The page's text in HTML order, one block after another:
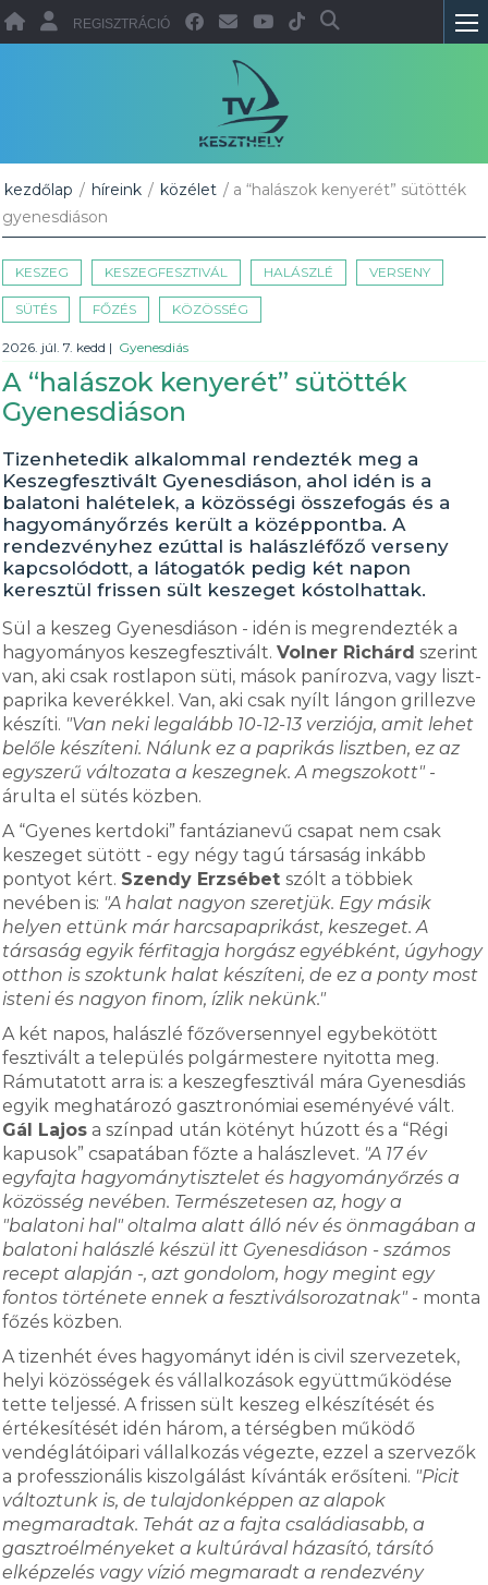
REGISZTRÁCIÓ
kezdőlap / híreink / közélet / a “halászok kenyerét” sütötték
gyenesdiáson
KESZEG KESZEGFESZTIVÁL HALÁSZLÉ VERSENY
SÜTÉS FŐZÉS KÖZÖSSÉG
2026. júl. 7. kedd | Gyenesdiás
A “halászok kenyerét” sütötték
Gyenesdiáson
Tizenhetedik alkalommal rendezték meg a
Keszegfesztivált Gyenesdiáson, ahol idén is a
balatoni halételek, a közösségi összefogás és a
hagyományőrzés került a középpontba. A
rendezvényhez ezúttal is halászléfőző verseny
kapcsolódott, a látogatók pedig két napon
keresztül frissen sült keszeget kóstolhattak.
Sül a keszeg Gyenesdiáson - idén is megrendezték a
hagyományos keszegfesztivált.Volner Richárd szerint
van, aki csak rostlapon süti, mások panírozva, vagy liszt-
paprika keverékkel. Van, aki csak nyílt lángon grillezve
készíti. "Van neki legalább 10-12-13 verziója, amit lehet
belőle készíteni. Nálunk ez a paprikás lisztben, ez az
egyszerű változata a keszegnek. A megszokott" -
árulta el sütés közben.
A “Gyenes kertdoki” fantázianevű csapat nem csak
keszeget sütött - egy négy tagú társaság inkább
pontyot kért. Szendy Erzsébetszólt a többiek
nevében is: "A halat nagyon szeretjük. Egy másik
helyen ettünk már harcsapaprikást, keszeget. A
társaság egyik férfitagja horgász egyébként, úgyhogy
otthon is szoktunk halat készíteni, de ez a ponty most
isteni és nagyon finom, ízlik nekünk."
A két napos, halászlé főzőversennyel egybekötött
fesztivált a település polgármestere nyitotta meg.
Rámutatott arra is: a keszegfesztivál mára Gyenesdiás
egyik meghatározó gasztronómiai eseményévé vált.
Gál Lajos a színpad után kötényt húzott és a “Régi
kapusok” csapatában főzte a halászlevet. "A 17 év
egyfajta hagyománytisztelet és hagyományőrzés a
közösség nevében. Természetesen az, hogy a
"balatoni hal" oltalma alatt álló név és önmagában a
balatoni halászlé készül itt Gyenesdiáson - számos
recept alapján -, azt gondolom, hogy megint egy
fontos története ennek a fesztiválsorozatnak" - monta
főzés közben.
A tizenhét éves hagyományt idén is civil szervezetek,
helyi közösségek és vállalkozások együttműködése
tette teljessé. A frissen sült keszeg elkészítését és
értékesítését idén három, a térségben működő
vendéglátóipari vállalkozás végezte, ezzel a szervezők
a professzionális kiszolgálást kívánták erősíteni. "Picit
változtunk is, de tulajdonképpen az alapok
megmaradtak. Tehát az a fajta családiasabb, a
gasztroélményeket a kultúrával házasító, társító
elképzelés vagy vízió megmaradt a rendezvény